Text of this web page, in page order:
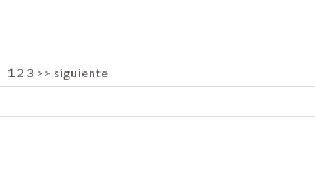
1 2 3 >> siguiente